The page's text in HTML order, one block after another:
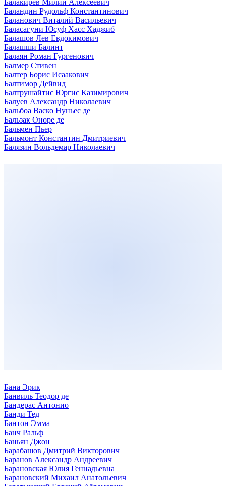
Баландин Рудольф Константинович
Баланович Виталий Васильевич
Баласагуни Юсуф Хасс Хаджиб
Балашов Лев Евдокимович
Балашши Балинт
Балаян Роман Гургенович
Балмер Стивен
Балтер Борис Исаакович
Балтимор Дейвид
Балтрушайтис Юргис Казимирович
Балуев Александр Николаевич
Бальбоа Васко Нуньес де
Бальзак Оноре де
Бальмен Пьер
Бальмонт Константин Дмитриевич
Балязин Вольдемар Николаевич
Бана Эрик
Банвиль Теодор де
Бандерас Антонио
Банди Тед
Бантон Эмма
Банч Ральф
Баньян Джон
Барабашов Дмитрий Викторович
Баранов Александр Андреевич
Барановская Юлия Геннадьевна
Барановский Михаил Анатольевич